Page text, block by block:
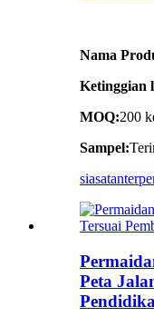
Nama
Ketinggian
MOQ:200
Sampel:
siasatan
Peta